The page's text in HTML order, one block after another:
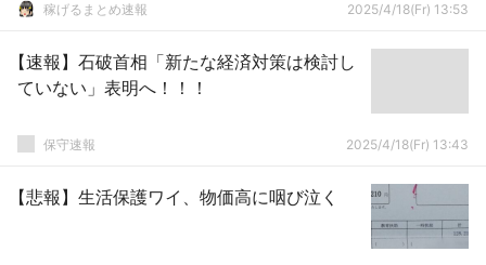
稼げるまとめ速報 2025/4/18(Fr) 13:53
【速報】石破首相「新たな経済対策は検討し
ていない」表明へ！！！
保守速報 2025/4/18(Fr) 13:43
【悲報】生活保護ワイ、物価高に咽び泣く